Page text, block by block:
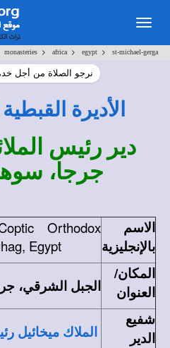
monasteries > africa > egypt > st-michael-gerga
نرجو الصلاة من أجل
الأديرة
دير رئيس
جرجا،
الاسم
بالإنجليزية
Orthodox
Egypt
المكان/
العنوان
الجبل الشرقي،
شفيع
الدير
الملاك ميخائيل